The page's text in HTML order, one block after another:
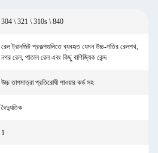
304 \ 321 \ 310s \ 840
রেল ট্রানজিট প্রকল্পগুলিতে ব্যবহৃত যেমন উচ্চ-গতির রেলপথ,
নগর রেল, পাতাল রেল এবং কিছু বাণিজ্যিক কেন্দ
উচ্চ তাপমাত্রা প্রতিরোধী পাওয়ার কর্ড সহ
বৈদ্যুতিক
1